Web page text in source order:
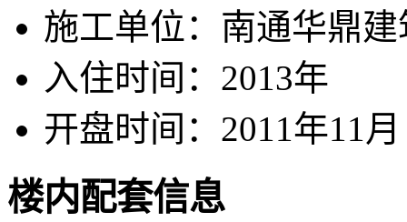
施工单位： 南通华鼎
入住时间： 2013年
开盘时间： 2011年11月
楼内配套信息